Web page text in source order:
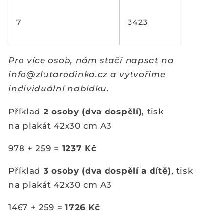
7 3423
Pro více osob, nám stačí napsat na
info@zlutarodinka.cz a vytvoříme
individuální nabídku.
Příklad 2 osoby (dva dospělí), tisk
na plakát 42x30 cm A3
978 + 259 = 1237 Kč
Příklad 3 osoby (dva dospělí a dítě), tisk
na plakát 42x30 cm A3
1467 + 259 =1726 Kč